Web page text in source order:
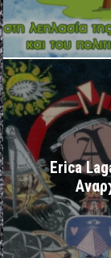
Erica